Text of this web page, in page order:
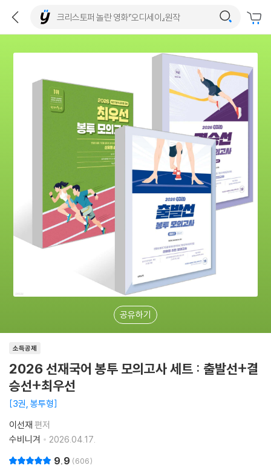
공유하기
소득공제
2026 선재국어 봉투 모의고사 세트 : 출발선+결
승선+최우선
3권, 봉투형
이선재 편저
수비니겨
2026.04.17.
9.9 606